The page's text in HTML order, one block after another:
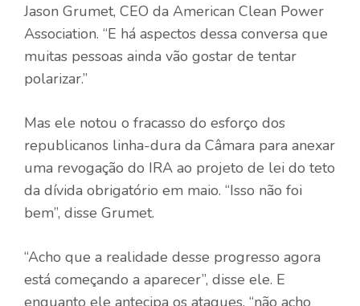
Jason Grumet, CEO da American Clean Power
Association. “E há aspectos dessa conversa que
muitas pessoas ainda vão gostar de tentar
polarizar.”
Mas ele notou o fracasso do esforço dos
republicanos linha-dura da Câmara para anexar
uma revogação do IRA ao projeto de lei do teto
da dívida obrigatório em maio. “Isso não foi
bem”, disse Grumet.
“Acho que a realidade desse progresso agora
está começando a aparecer”, disse ele. E